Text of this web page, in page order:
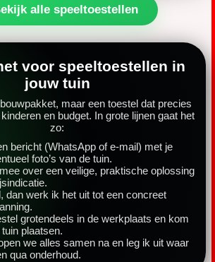
alle speeltoestellen
voor speeltoestellen in
jouw tuin
maar een toestel dat precies
en budget. In grote lijnen gaat het
zo:
bericht (WhatsApp of e-mail) met je
foto’s van de tuin.
over een veilige, praktische oplossing
dan werk ik het uit tot een concreet
grotendeels in de werkplaats en kom
plaatsen.
we alles samen na en leg ik uit waar
qua onderhoud.